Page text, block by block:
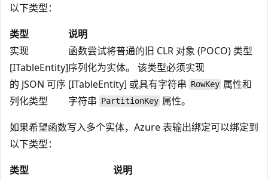
以下类型：
类型
说明
实现
[ITableEntity]
的 JSON 可序
列化类型
函数尝试将普通的旧 CLR 对象 (POCO) 类型
序列化为实体。 该类型必须实现
[ITableEntity] 或具有字符串 RowKey 属性和
字符串 PartitionKey 属性。
如果希望函数写入多个实体，Azure 表输出绑定可以绑定到
以下类型：
类型
说明